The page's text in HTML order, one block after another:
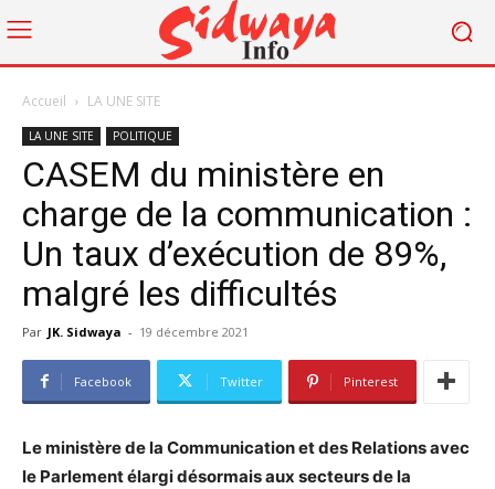
Accueil LA UNE SITE
LA UNE SITE POLITIQUE
CASEM du ministère en
charge de la communication :
Un taux d’exécution de 89%,
malgré les difficultés
Par JK. Sidwaya - 19 décembre 2021
Facebook Twitter Pinterest
Le ministère de la Communication et des Relations avec
le Parlement élargi désormais aux secteurs de la